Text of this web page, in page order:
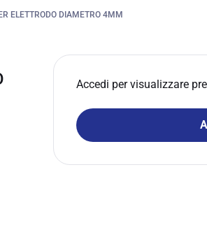
ELETTRODO DIAMETRO 4MM
Accedi per visualizzare